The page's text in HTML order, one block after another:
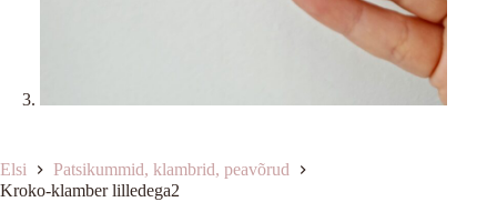
Elsi
Patsikummid, klambrid, peavõrud
Kroko-klamber lilledega2